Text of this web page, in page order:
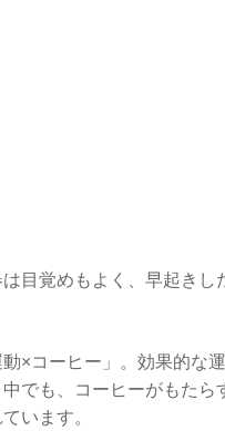
目覚めもよく、早起き
×コーヒー」。効果的な
でも、コーヒーがもた
います。